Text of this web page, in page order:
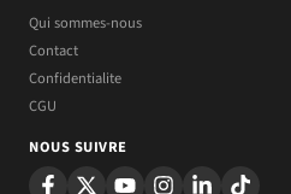
Qui sommes-nous
Contact
Confidentialite
CGU
NOUS SUIVRE